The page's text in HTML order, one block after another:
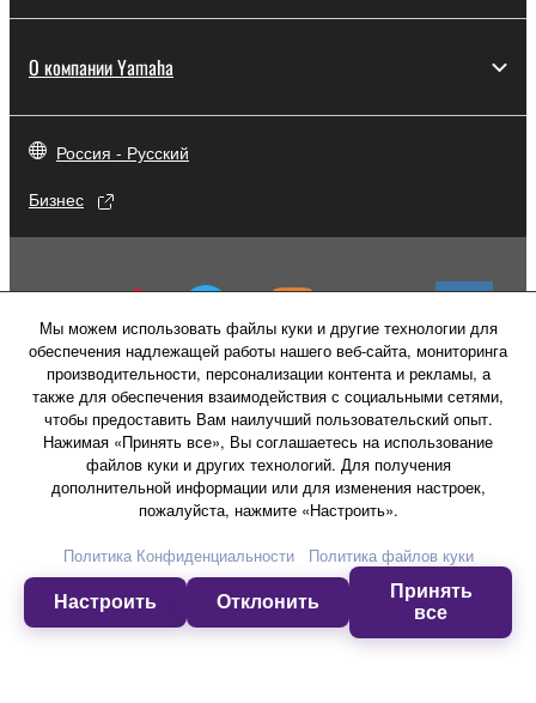
О компании Yamaha
Россия - Русский
Бизнес
Мы можем использовать файлы куки и другие технологии для
обеспечения надлежащей работы нашего веб-сайта, мониторинга
производительности, персонализации контента и рекламы, а
также для обеспечения взаимодействия с социальными сетями,
чтобы предоставить Вам наилучший пользовательский опыт.
Нажимая «Принять все», Вы соглашаетесь на использование
файлов куки и других технологий. Для получения
дополнительной информации или для изменения настроек,
пожалуйста, нажмите «Настроить».
Политика Конфиденциальности
Политика файлов куки
Настроить Отклонить
Принять
все
Свяжитесь с намиУсловия использования
Политика конфиденциальности
Политика в отношении файлов куки